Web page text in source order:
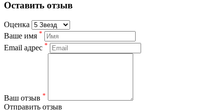
Оставить отзыв
Оценка
Ваше имя *
Email адрес *
Ваш отзыв *
Отправить отзыв